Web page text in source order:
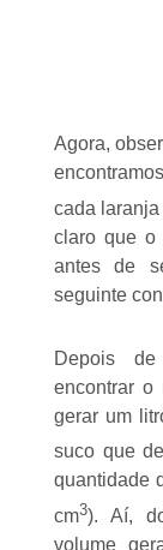
Agora,
cada
claro que
antes de
seguinte
Depois
encontrar o
gerar um
suco que
quantidade
cm3). Aí,
volume